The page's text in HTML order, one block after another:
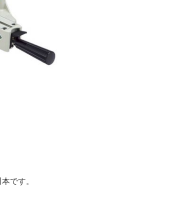
ます）。
です。